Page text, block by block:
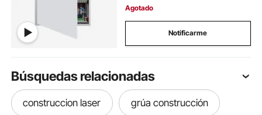
Agotado
Notificarme
Búsquedas relacionadas
construccion laser grúa construcción